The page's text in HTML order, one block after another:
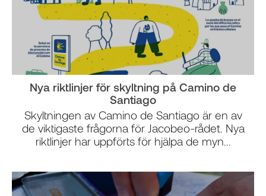
Nya riktlinjer för skyltning på Camino de
Santiago
Skyltningen av Camino de Santiago är en av
de viktigaste frågorna för Jacobeo-rådet. Nya
riktlinjer har uppförts för hjälpa de myn...